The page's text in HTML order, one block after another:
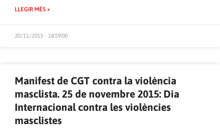
LLEGIR MÉS »
20/11/2015 - 18:59:00
Manifest de CGT contra la violència
masclista. 25 de novembre 2015: Dia
Internacional contra les violències
masclistes